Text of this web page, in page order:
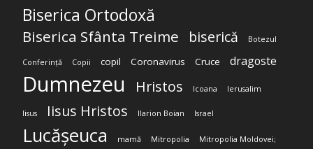
Biserica Ortodoxă
Biserica Sfânta Treime biserică Botezul
Conferință Copii copil Coronavirus Cruce dragoste
Dumnezeu Hristos Icoana Ierusalim
Iisus Iisus Hristos Ilarion Boian Israel
Lucășeuca mamă Mitropolia Mitropolia Moldovei;